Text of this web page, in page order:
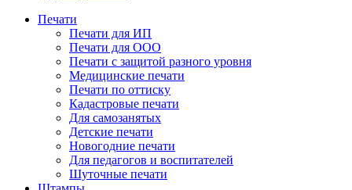
Печати
Печати для ИП
Печати для ООО
Печати с защитой разного уровня
Медицинские печати
Печати по оттиску
Кадастровые печати
Для самозанятых
Детские печати
Новогодние печати
Для педагогов и воспитателей
Шуточные печати